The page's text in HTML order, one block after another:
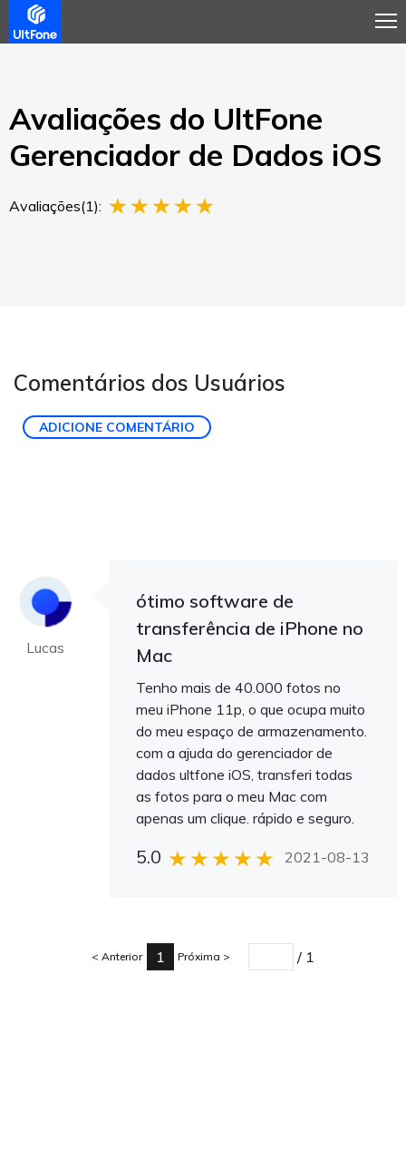
Visão Geral
Avaliações do UltFone
Gerenciador de Dados iOS
Avaliações(1):
Comentários dos Usuários
ADICIONE COMENTÁRIO
Lucas
ótimo software de
transferência de iPhone no
Mac
Tenho mais de 40.000 fotos no
meu iPhone 11p, o que ocupa muito
do meu espaço de armazenamento.
com a ajuda do gerenciador de
dados ultfone iOS, transferi todas
as fotos para o meu Mac com
apenas um clique. rápido e seguro.
5.0 2021-08-13
Anterior 1 Próxima / 1